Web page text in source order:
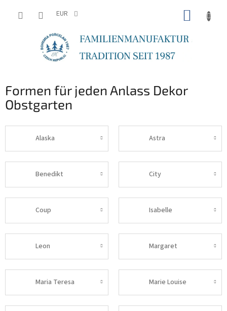
EUR
Formen für jeden Anlass Dekor
Obstgarten
Alaska Astra
Benedikt City
Coup Isabelle
Leon Margaret
Maria Teresa Marie Louise